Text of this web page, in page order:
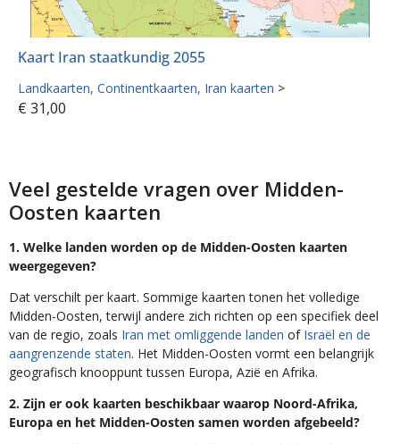
Kaart Iran staatkundig 2055
Landkaarten Continentkaarten Iran kaarten >
€ 31,00
Veel gestelde vragen over Midden-
Oosten kaarten
1. Welke landen worden op de Midden-Oosten kaarten
weergegeven?
Dat verschilt per kaart. Sommige kaarten tonen het volledige
Midden-Oosten, terwijl andere zich richten op een specifiek deel
van de regio, zoals Iran met omliggende landen ofIsraël en de
aangrenzende staten. Het Midden-Oosten vormt een belangrijk
geografisch knooppunt tussen Europa, Azië en Afrika.
2. Zijn er ook kaarten beschikbaar waarop Noord-Afrika,
Europa en het Midden-Oosten samen worden afgebeeld?